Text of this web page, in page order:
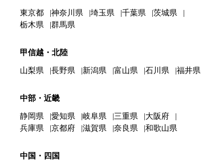
東京都 神奈川県 埼玉県 千葉県
茨城県
栃木県
群馬県
甲信越・北陸
山梨県 長野県 新潟県 富山県 石川県 福井県
中部・近畿
静岡県 愛知県 岐阜県 三重県
大阪府
兵庫県
京都府 滋賀県 奈良県 和歌山県
中国・四国